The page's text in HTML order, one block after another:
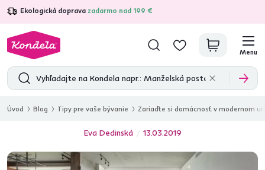
Ekologická doprava zadarmo nad 199 €
4,7 31 211overených produktových recenzií
Menu
Úvod Blog Tipy pre vaše bývanie Zariaďte si domácnosť v modernom
Eva Dedinská 13.03.2019